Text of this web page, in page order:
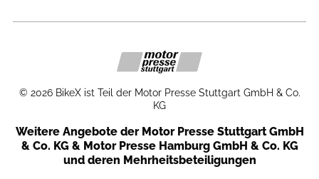
© 2026 BikeX ist Teil der Motor Presse Stuttgart GmbH & Co.
KG
Weitere Angebote der Motor Presse Stuttgart GmbH
& Co. KG & Motor Presse Hamburg GmbH & Co. KG
und deren Mehrheitsbeteiligungen